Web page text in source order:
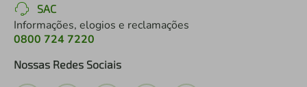
SAC
Informações, elogios e reclamações
0800 724 7220
Nossas Redes Sociais